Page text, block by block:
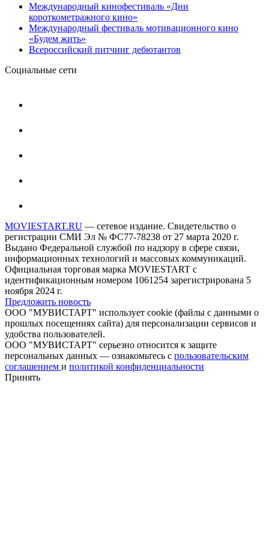
Международный кинофестиваль «Дни
короткометражного кино»
Международный фестиваль мотивационного кино
«Будем жить»
Всероссийский питчинг дебютантов
Социальные сети
MOVIESTART.RU — сетевое издание. Свидетельство о
регистрации СМИ Эл № ФС77-78238 от 27 марта 2020 г.
Выдано Федеральной службой по надзору в сфере связи,
информационных технологий и массовых коммуникаций.
Официальная торговая марка MOVIESTART с
идентификационным номером 1061254 зарегистрирована 5
ноября 2024 г.
Предложить новость
ООО "МУВИСТАРТ" использует cookie (файлы с данными о
прошлых посещениях сайта) для персонализации сервисов и
удобства пользователей.
ООО "МУВИСТАРТ" серьезно относится к защите
персональных данных — ознакомьтесь с пользовательским
соглашением и политикой конфиденциальности
Принять